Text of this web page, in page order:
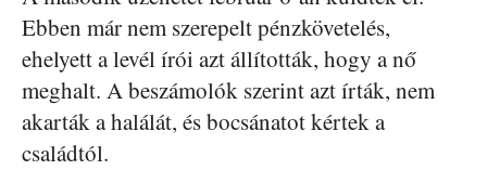
Ebben már nem szerepelt pénzkövetelés,
ehelyett a levél írói azt állították, hogy a nő
meghalt. A beszámolók szerint azt írták, nem
akarták a halálát, és bocsánatot kértek a
családtól.